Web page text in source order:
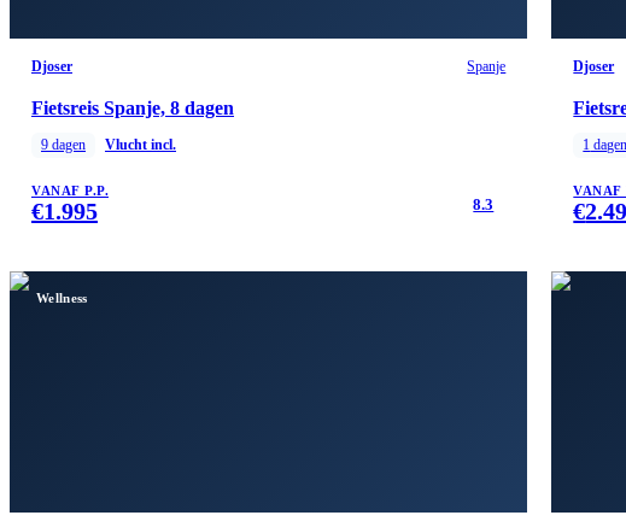
Djoser Spanje
Fietsreis Spanje, 8 dagen
9 dagen Vlucht incl.
VANAF P.P.
€1.995 8.3
Djoser
1 dagen
VANAF
€
Wellness